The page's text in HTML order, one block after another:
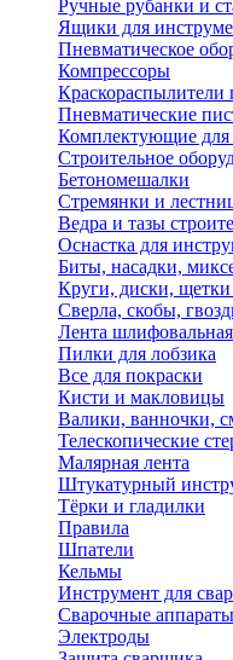
Ручные рубанки и
Ящики для
Пневматическое
Компрессоры
Краскораспылители
Пневматические
Комплектующие для
Строительное
Бетономешалки
Стремянки и
Ведра и тазы
Оснастка для
Биты, насадки,
Круги, диски,
Сверла, скобы,
Лента шлифовальная
Пилки для лобзика
Все для покраски
Кисти и макловицы
Валики, ванночки,
Телескопические
Малярная лента
Штукатурный
Тёрки и гладилки
Правила
Шпатели
Кельмы
Инструмент для
Сварочные
Электроды